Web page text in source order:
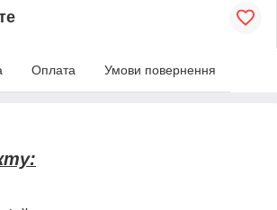
Оплата Умови повернення